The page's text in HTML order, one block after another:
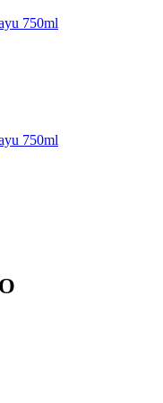
750ml
750ml